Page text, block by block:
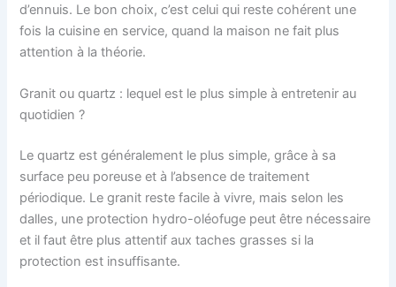
d’ennuis. Le bon choix, c’est celui qui reste cohérent une
fois la cuisine en service, quand la maison ne fait plus
attention à la théorie.
Granit ou quartz : lequel est le plus simple à entretenir au
quotidien ?
Le quartz est généralement le plus simple, grâce à sa
surface peu poreuse et à l’absence de traitement
périodique. Le granit reste facile à vivre, mais selon les
dalles, une protection hydro-oléofuge peut être nécessaire
et il faut être plus attentif aux taches grasses si la
protection est insuffisante.